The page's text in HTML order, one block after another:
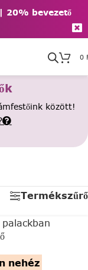
20% bevezető
0
között!
Termékszűrő
nehéz